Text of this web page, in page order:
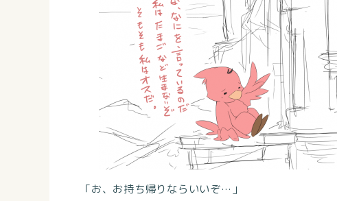
「お、お持ち帰りならいいぞ…」